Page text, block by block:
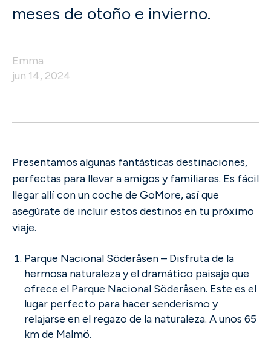
meses de otoño e invierno.
Emma
jun 14, 2024
Presentamos algunas fantásticas destinaciones,
perfectas para llevar a amigos y familiares. Es fácil
llegar allí con un coche de GoMore, así que
asegúrate de incluir estos destinos en tu próximo
viaje.
Parque Nacional Söderåsen – Disfruta de la
hermosa naturaleza y el dramático paisaje que
ofrece el Parque Nacional Söderåsen. Este es el
lugar perfecto para hacer senderismo y
relajarse en el regazo de la naturaleza. A unos 65
km de Malmö.